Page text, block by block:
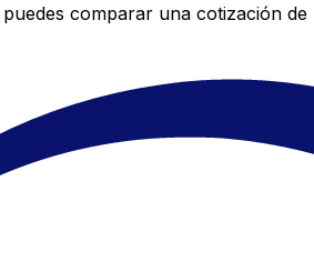
comparar una cotización